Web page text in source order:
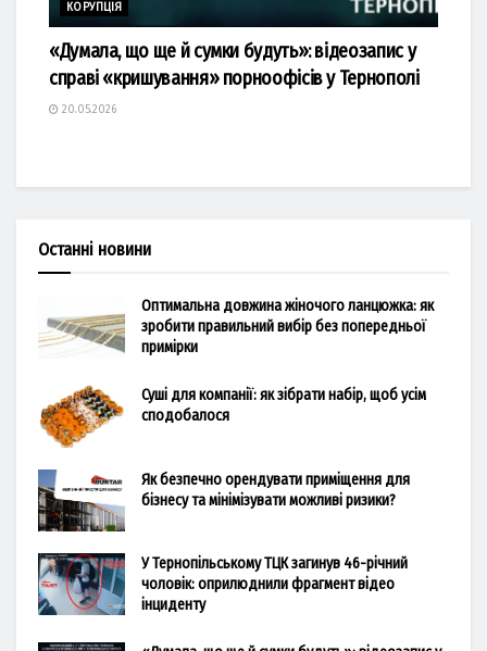
КОРУПЦІЯ
«Думала, що ще й сумки будуть»: відеозапис у
справі «кришування» порноофісів у Тернополі
20.05.2026
Останні новини
Оптимальна довжина жіночого ланцюжка: як
зробити правильний вибір без попередньої
примірки
Суші для компанії: як зібрати набір, щоб усім
сподобалося
Як безпечно орендувати приміщення для
бізнесу та мінімізувати можливі ризики?
У Тернопільському ТЦК загинув 46-річний
чоловік: оприлюднили фрагмент відео
інциденту